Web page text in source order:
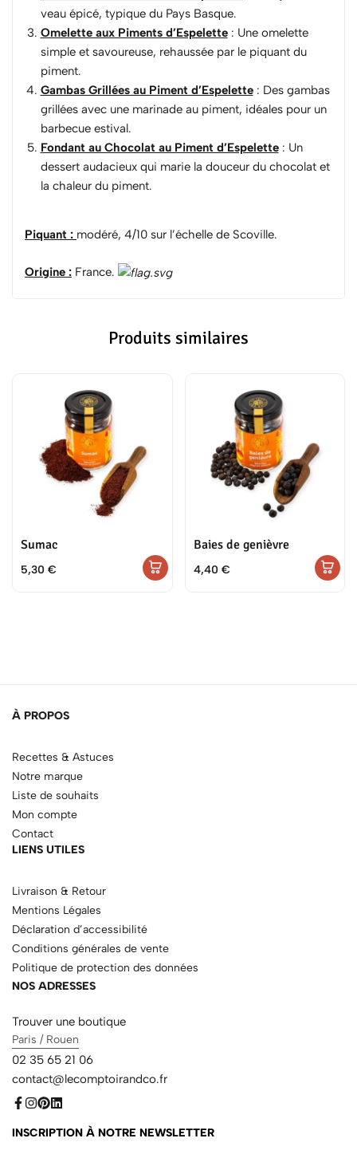
veau épicé, typique du Pays Basque.
Omelette aux Piments d’Espelette: Une omelette
simple et savoureuse, rehaussée par le piquant du
piment.
Gambas Grillées au Piment d’Espelette: Des gambas
grillées avec une marinade au piment, idéales pour un
barbecue estival.
Fondant au Chocolat au Piment d’Espelette: Un
dessert audacieux qui marie la douceur du chocolat et
la chaleur du piment.
Piquant : modéré, 4/10 sur l’échelle de Scoville.
Origine : France.
Produits similaires
Sumac
5,30 €
Baies de genièvre
4,40 €
À PROPOS
Recettes & Astuces
Notre marque
Liste de souhaits
Mon compte
Contact
LIENS UTILES
Livraison & Retour
Mentions Légales
Déclaration d’accessibilité
Conditions générales de vente
Politique de protection des données
NOS ADRESSES
Trouver une boutique
Paris / Rouen
02 35 65 21 06
contact@lecomptoirandco.fr
INSCRIPTION À NOTRE NEWSLETTER